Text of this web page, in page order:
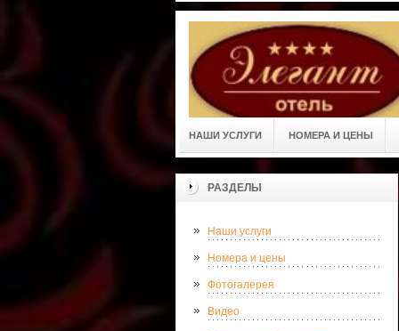
НАШИ УСЛУГИ НОМЕРА И ЦЕНЫ
РАЗДЕЛЫ
Наши услуги
Номера и цены
Фотогалерея
Видео